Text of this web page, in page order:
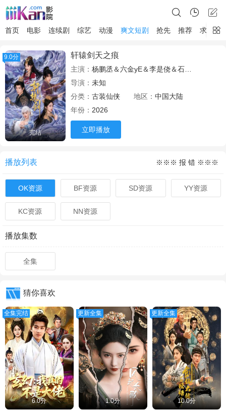
首页 电影 连续剧 综艺 动漫 爽文短剧 抢先 推荐 求片
9.0分
完结
轩辕剑天之痕
主演： 杨鹏丞＆六金yE＆李是侥＆石雪婧＆觅七
导演： 未知
分类： 古装仙侠 地区： 中国大陆
年份： 2026
立即播放
播放列表 ※※※ 报 错 ※※※
OK资源 BF资源 SD资源 YY资源
KC资源 NN资源
播放集数
全集
猜你喜欢
全集完结
6.0分
更新全集
1.0分
更新全集
10.0分